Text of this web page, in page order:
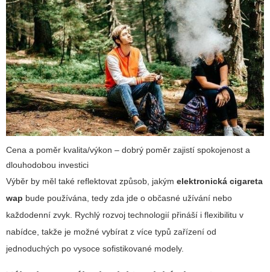
Cena a poměr kvalita/výkon – dobrý poměr zajistí spokojenost a
dlouhodobou investici
Výběr by měl také reflektovat způsob, jakým elektronická cigareta
wap bude používána, tedy zda jde o občasné užívání nebo
každodenní zvyk. Rychlý rozvoj technologií přináší i flexibilitu v
nabídce, takže je možné vybírat z více typů zařízení od
jednoduchých po vysoce sofistikované modely.